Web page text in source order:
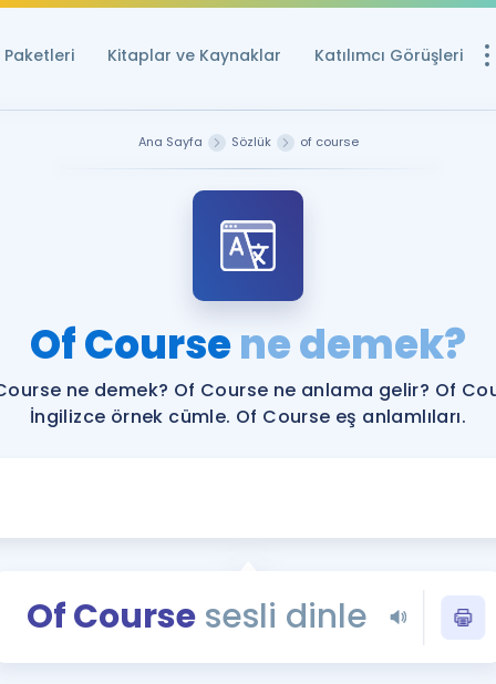
Paketleri Kitaplar ve Kaynaklar Katılımcı Görüşleri
YDS ve YÖKDİL
YDS ve YÖKDİL'e
Tüm ÖSYM
YDS - YÖKDİL
İngilizce Gramer
Ana Sayfa Sözlük of course
Of Coursene demek?
ne demek? Of Course ne anlama gelir? Of
İngilizce örnek cümle. Of Course eş anlamlıları.
Of Course sesli dinle